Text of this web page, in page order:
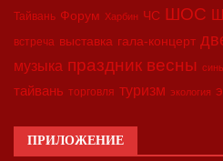
Тайвань Форум Харбин ЧС ШОС
встреча выставка гала-концерт
музыка праздник весны
тайвань торговля туризм экология
ПРИЛОЖЕНИЕ